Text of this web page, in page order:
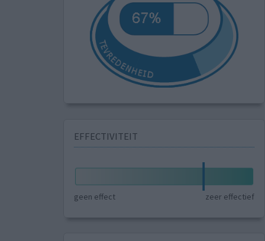
EFFECTIVITEIT
geen effect zeer effectief